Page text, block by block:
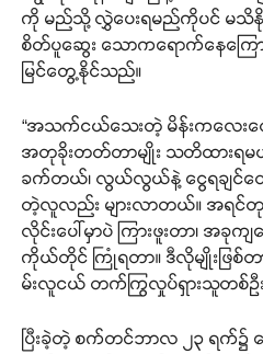
ကို မည်သို့ လွှဲပေးရမည်ကိုပင် မသိနို
စိတ်ပူဆွေး သောကရောက်နေကြ
မြင်တွေ့နိုင်သည်။
“အသက်ငယ်သေးတဲ့ မိန်းကလေးတွေ
အတုခိုးတတ်တာမျိုး သတိထားရမ
ခက်တယ်၊ လွယ်လွယ်နဲ့ ငွေရချင်တော့
တဲ့လူလည်း များလာတယ်။ အရင်
လိုင်းပေါ်မှာပဲ ကြားဖူးတာ၊
ကိုယ်တိုင် ကြုံရတာ။ ဒီလိုမျိုးဖြစ်
မ်းလူငယ် တက်ကြွလှုပ်ရှားသူတစ်ဦ
ပြီးခဲ့တဲ့ စက်တင်ဘာလ ၂၃ ရက်၌